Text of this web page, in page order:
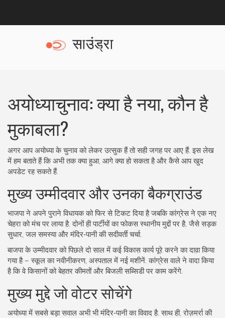
अयोध्याचुनाव: क्या है नया, कौन है
मुकाबला?
अगर आप अयोध्या के चुनाव को लेकर उत्सुक हैं तो सही जगह पर आए हैं. इस लेख
में हम बताते हैं कि अभी तक क्या हुआ, आगे क्या हो सकता है और कैसे आप खुद
अपडेट रह सकते हैं.
मुख्य उम्मीदवार और उनका बैकग्राउंड
भाजपा ने अपने पुराने विधायक को फिर से टिकट दिया है जबकि कांग्रेस ने एक नए
चेहरा को मंच पर लाया है. दोनों ही पार्टीयों का फोकस स्थानीय मुद्दों पर है, जैसे सड़क
सुधार, जल समस्या और मंदिर‑पानी की सदीवर्ती चर्चा.
बाजपा के उम्मीदवार को पिछले दो साल में कई विकास कार्य पूरे करने का दाव़ा किया
गया है – स्कूल का नवीनीकरण, अस्पताल में नई मशीनें. कांग्रेस वाले ने वादा किया
है कि वे किसानों को बेहतर कीमतों और बिजली सब्सिडी पर काम करेंगे.
मुख्य मुद्दे जो वोटर सोचेंगे
अयोध्या में सबसे बड़ा सवाल अभी भी मंदिर‑पानी का विवाद है. साथ ही, रोज़मर्रा की